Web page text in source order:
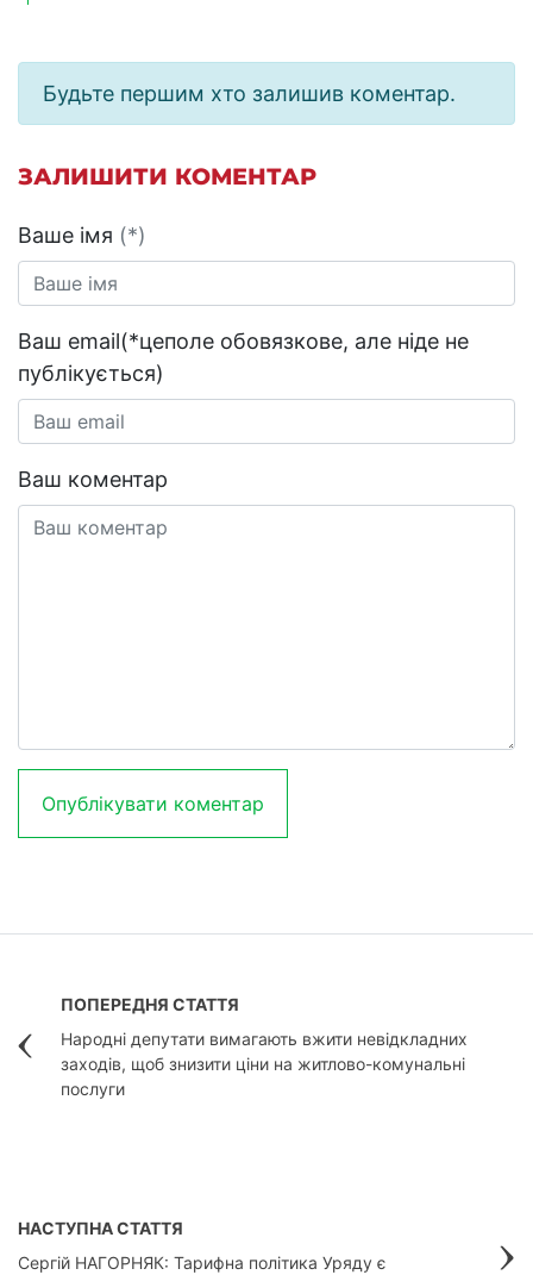
Будьте першим хто залишив коментар.
ЗАЛИШИТИ КОМЕНТАР
Ваше імя (*)
Ваш email(*цеполе обовязкове, але ніде не
публікується)
Ваш коментар
ПОПЕРЕДНЯ СТАТТЯ
Народні депутати вимагають вжити невідкладних
заходів, щоб знизити ціни на житлово-комунальні
послуги
НАСТУПНА СТАТТЯ
Сергій НАГОРНЯК: Тарифна політика Уряду є